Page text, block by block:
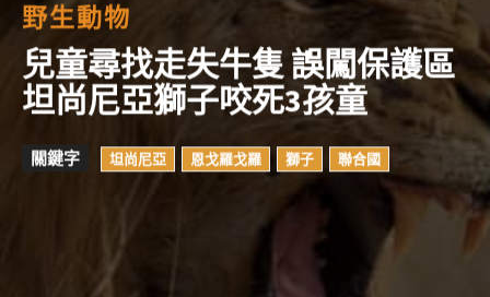
野生動物
兒童尋找走失牛隻 誤闖保護區
坦尚尼亞獅子咬死3孩童
關鍵字 坦尚尼亞 恩戈羅戈羅 獅子 聯合國